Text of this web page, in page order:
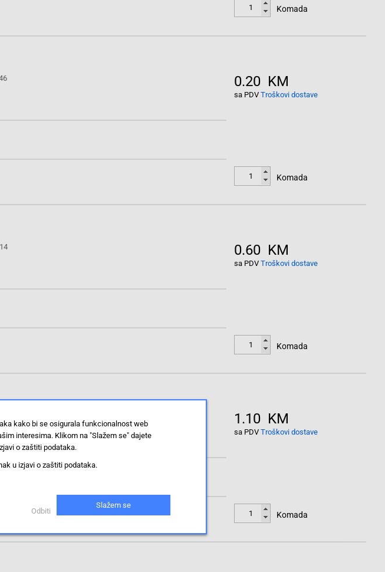
Komada
0.20 KM
sa PDV Troškovi dostave
Komada
0.60 KM
sa PDV Troškovi dostave
Komada
1.10 KM
sa PDV Troškovi dostave
Komada
kako bi se osigurala funkcionalnost web
interesima. Klikom na "Slažem se" dajete
o zaštiti podataka.
u izjavi o zaštiti podataka.
Odbiti
Slažem se